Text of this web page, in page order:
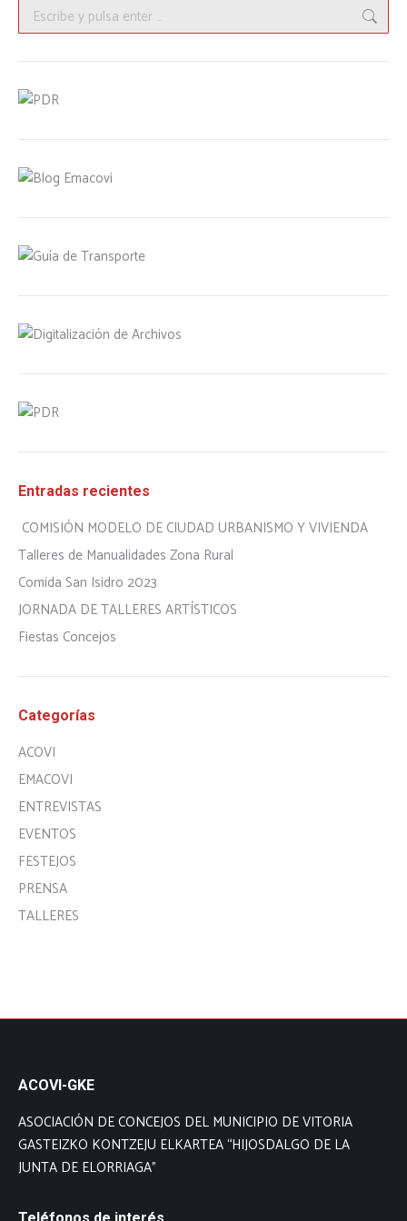
Buscar:
Entradas recientes
COMISIÓN MODELO DE CIUDAD URBANISMO Y VIVIENDA
Talleres de Manualidades Zona Rural
Comida San Isidro 2023
JORNADA DE TALLERES ARTÍSTICOS
Fiestas Concejos
Categorías
ACOVI
EMACOVI
ENTREVISTAS
EVENTOS
FESTEJOS
PRENSA
TALLERES
ACOVI-GKE
ASOCIACIÓN DE CONCEJOS DEL MUNICIPIO DE VITORIA
GASTEIZKO KONTZEJU ELKARTEA “HIJOSDALGO DE LA
JUNTA DE ELORRIAGA”